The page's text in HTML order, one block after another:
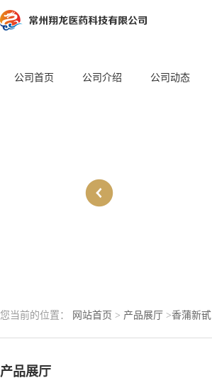
公司首页 公司介绍 公司动态
您当前的位置： 网站首页 > 产品展厅 >香蒲新甙
产品展厅